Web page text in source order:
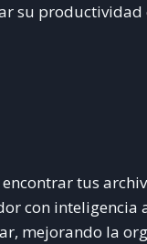
su productividad
tus
con
mejorando la